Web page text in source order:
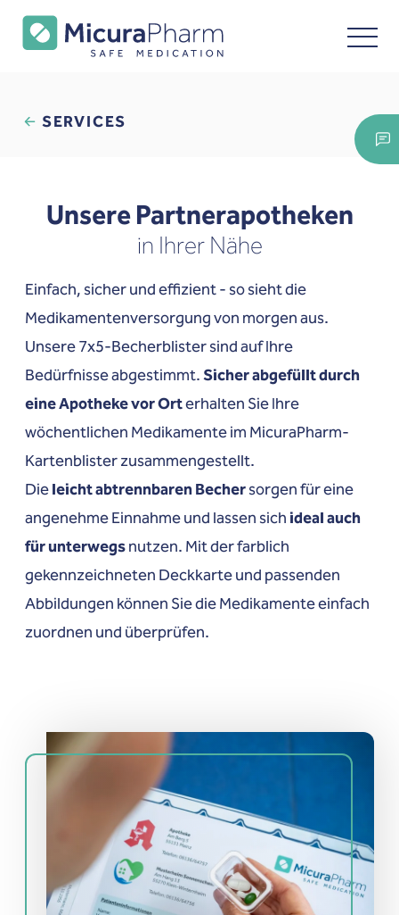
SERVICES
Unsere Partnerapotheken
in Ihrer Nähe
Einfach, sicher und effizient - so sieht die
Medikamentenversorgung von morgen aus.
Unsere 7x5-Becherblister sind auf Ihre
Bedürfnisse abgestimmt.Sicher abgefüllt durch
eine Apotheke vor Orterhalten Sie Ihre
wöchentlichen Medikamente im MicuraPharm-
Kartenblister zusammengestellt.
Dieleicht abtrennbaren Bechersorgen für eine
angenehme Einnahme und lassen sich ideal auch
für unterwegsnutzen. Mit der farblich
gekennzeichneten Deckkarte und passenden
Abbildungen können Sie die Medikamente einfach
zuordnen und überprüfen.